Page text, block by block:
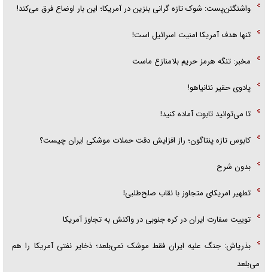
واشنگتن‌پست: شوک تازه گرانی بنزین در آمریکا؛ این بار اوضاع فرق می‌کند!
تنها هدف آمریکا امنیت اسرائیل است!
مخبر: تنگه هرمز حریم بلامنازع ماست
پادوی حقیر نتانیاهو!
تا می‌توانید تابوت آماده کنید!
کابوس تازه پنتاگون؛ راز افزایش دقت حملات موشکی ایران چیست؟
بدون شرح
تطهیر امریکای متجاوز با نقاب صلح‌طلبی!
توییت سفارت ایران در کره جنوبی در واکنش به تجاوز آمریکا
بذرپاش: ‏جنگ علیه ایران فقط موشک نمی‌بلعد؛ ذخایر نفتی آمریکا را هم
می‌بلعد